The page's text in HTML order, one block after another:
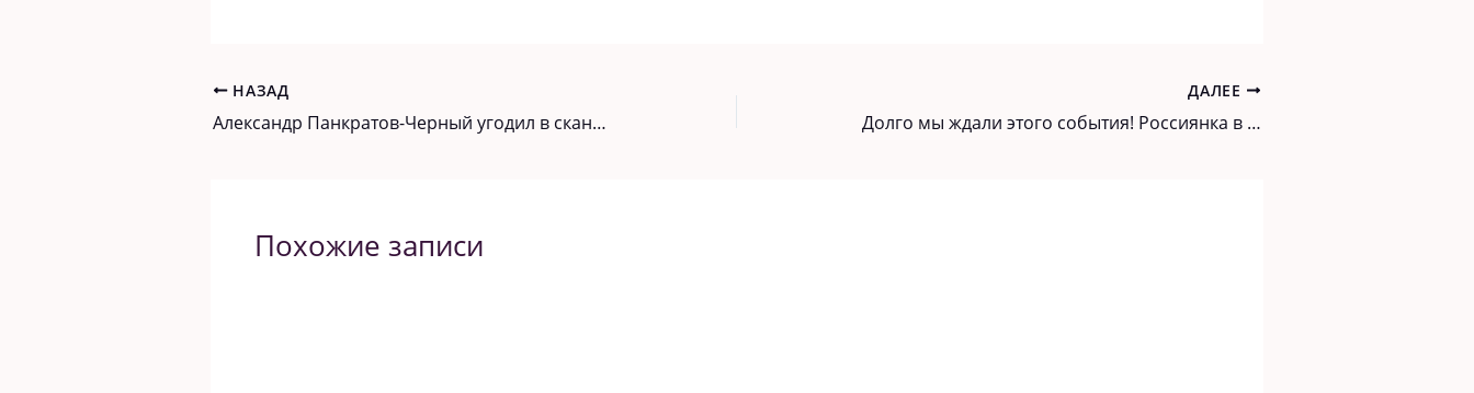
НАЗАД
Александр Панкратов-Черный угодил в скандал из-за пьяного спектакля в Томске. Такая спорная ситуация!
ДАЛЕЕ
Долго мы ждали этого события! Россиянка в первый раз завоевала титул «Миссис Вселенная»
Похожие записи